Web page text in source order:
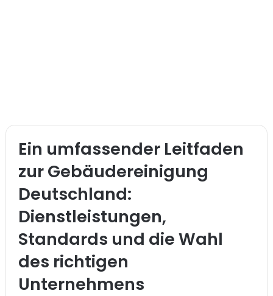
Ein umfassender Leitfaden
zur Gebäudereinigung
Deutschland:
Dienstleistungen,
Standards und die Wahl
des richtigen
Unternehmens